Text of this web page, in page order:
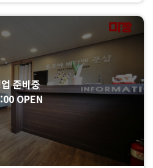
준비중
OPEN